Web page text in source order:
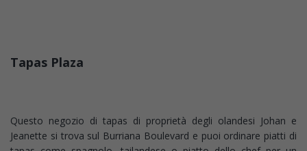
Tapas Plaza
Questo negozio di tapas di proprietà degli olandesi Johan e
Jeanette si trova sul Burriana Boulevard e puoi ordinare piatti di